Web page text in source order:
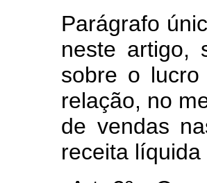
Parágrafo
neste artigo,
sobre o
relação, no
de vendas
receita